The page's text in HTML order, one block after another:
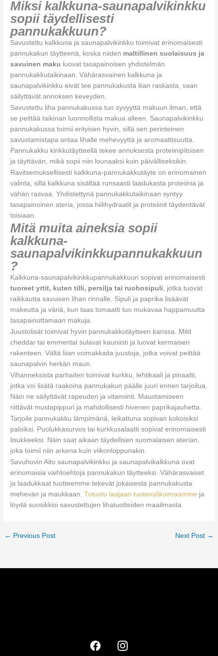
Miksi kalkkuna-saunapalvikinkku
sopii täydellisesti
pannukakkuun?
Savustettu kalkkuna ja saunapalvikinkku toimivat erinomaisesti
pannukakun täytteenä, koska niiden maltillinen suolaisuus ja
savuinen maku luovat tasapainoisen yhdistelmän
pannukakkutaikinaan. Vähärasvainen kalkkuna ja
saunapalvikinkku eivät tee pannukakusta liian raskasta, vaan
säilyttävät annoksen keveyden.
Savustettu liha pannukakussa tuo syvyyttä makuun ilman, että
se peittää taikinan luonnollista makua alleen. Saunapalvikinkku
pannukakussa toimii erityisen hyvin, sillä sen perinteinen
savustamistapa antaa lihalle mehevyyttä ja aromaattisuutta.
Pannukakku kinkkutäytteellä tekee annoksesta proteiinipitoisen
ja täyttävän, mikä sopii niin lounaaksi kuin päivälliseksikin.
Ravitsemuksellisesti kalkkuna-pannukakkutäyte on erinomainen
valinta, sillä kalkkuna sisältää runsaasti laadukasta proteiinia ja
vähän rasvaa. Yhdistettynä pannukakkutaikinaan syntyy
tasapainoinen ateria, jossa hiilihydraatit ja proteiinit täydentävät
toisiaan.
Mitä muita aineksia sopii
kalkkuna-
saunapalvikinkkupannukakkuun
?
Kalkkuna-saunapalvikinkkupannukakkuun sopivat erinomaisesti
tuoreet yrtit, kuten tilli, persilja tai ruohosipuli, jotka tuovat
raikkautta savuisen lihan rinnalle. Sipuli ja paprika lisäävät
makeutta ja väriä, kun taas tomaatti tuo mukavaa happamuutta
tasapainottamaan makuja.
Juustolisät toimivat hyvin pannukakkutäytteen kanssa. Mild
cheddar tai emmental sulavat kauniisti ja luovat kermaisen
rakenteen. Vältä liian voimakkaita juustoja, jotka voivat peittää
saunapalvin herkän maun.
Vihanneksista parhaiten toimivat kurkku, lehtikaali ja pinaatti,
jotka voi lisätä raakoina pannukakun päälle juuri ennen tarjoilua.
Näin ne säilyttävät rapeuden ja vitamiinit. Maustamiseen
riittävät mustapippuri ja mahdollisesti hivenen paprikajauhetta.
Tarjoile pannukakku lämpimänä, leikattuna sopivan kokoisiksi
paloiksi. Puolukkasurvos tai kurkkusalaatti sopivat erinomaisesti
lisukkeeksi. Näin saat aikaan täydellisen suomalaisen aterian,
joka toimii niin arkena kuin viikonloppunakin.
Savuhovin Aito saunapalvikinkku ja saunapalvikalkkuna ovat
erinomaisia vaihtoehtoja pannukakun täytteeksi. Vähärasvaiset
ja laadukkaat tuotteemme tekevät jokaisesta pannukakusta
mehevän ja maukkaan.Tutustu laajaan tuotevalikoimaamme ja
löydä suosikkisi savustettujen lihatuotteiden maailmasta.
← Previous Post Next Post →